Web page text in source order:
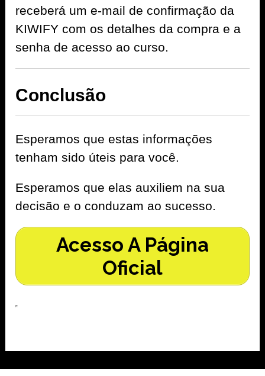
receberá um e-mail de confirmação da
KIWIFY com os detalhes da compra e a
senha de acesso ao curso.
Conclusão
Esperamos que estas informações
tenham sido úteis para você.
Esperamos que elas auxiliem na sua
decisão e o conduzam ao sucesso.
Acesso A Página
Oficial